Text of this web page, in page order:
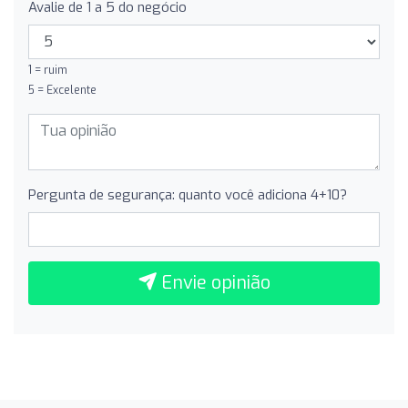
Avalie de 1 a 5 do negócio
1 = ruim
5 = Excelente
Pergunta de segurança: quanto você adiciona 4+10?
Envie opinião